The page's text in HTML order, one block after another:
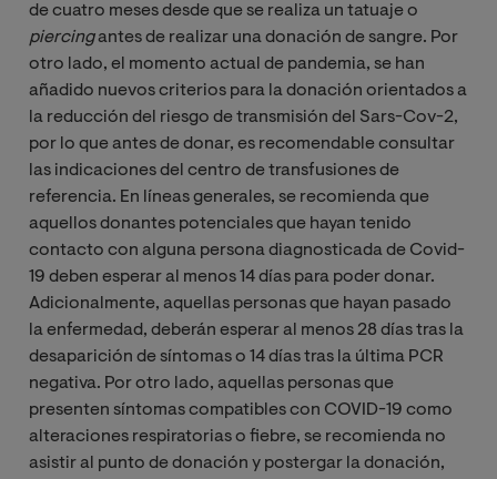
de cuatro meses desde que se realiza un tatuaje o
piercingantes de realizar una donación de sangre. Por
otro lado, el momento actual de pandemia, se han
añadido nuevos criterios para la donación orientados a
la reducción del riesgo de transmisión del Sars-Cov-2,
por lo que antes de donar, es recomendable consultar
las indicaciones del centro de transfusiones de
referencia. En líneas generales, se recomienda que
aquellos donantes potenciales que hayan tenido
contacto con alguna persona diagnosticada de Covid-
19 deben esperar al menos 14 días para poder donar.
Adicionalmente, aquellas personas que hayan pasado
la enfermedad, deberán esperar al menos 28 días tras la
desaparición de síntomas o 14 días tras la última PCR
negativa. Por otro lado, aquellas personas que
presenten síntomas compatibles con COVID-19 como
alteraciones respiratorias o fiebre, se recomienda no
asistir al punto de donación y postergar la donación,